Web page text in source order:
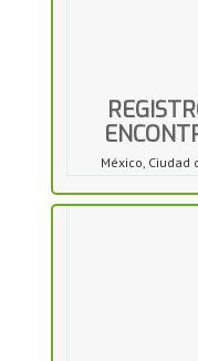
México, Ciudad